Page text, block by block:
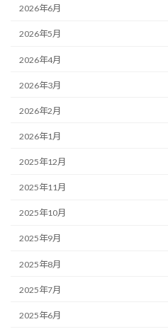
2026年6月
2026年5月
2026年4月
2026年3月
2026年2月
2026年1月
2025年12月
2025年11月
2025年10月
2025年9月
2025年8月
2025年7月
2025年6月